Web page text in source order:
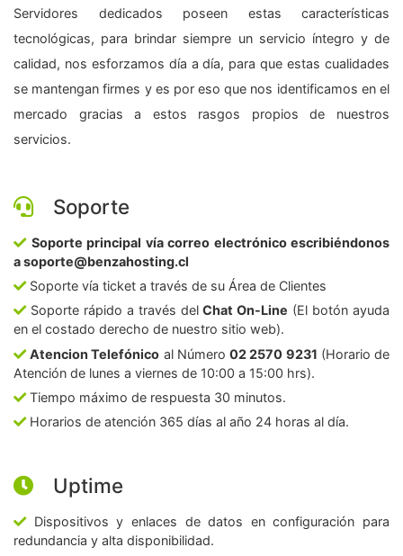
Servidores dedicados poseen estas características
tecnológicas, para brindar siempre un servicio íntegro y de
calidad, nos esforzamos día a día, para que estas cualidades
se mantengan firmes y es por eso que nos identificamos en el
mercado gracias a estos rasgos propios de nuestros
servicios.
Soporte
Soporte principal vía correo electrónico escribiéndonos
a soporte@benzahosting.cl
Soporte vía ticket a través de su Área de Clientes
Soporte rápido a través delChat On-Line (El botón ayuda
en el costado derecho de nuestro sitio web).
Atencion Telefónico al Número02 2570 9231 (Horario de
Atención de lunes a viernes de 10:00 a 15:00 hrs).
Tiempo máximo de respuesta 30 minutos.
Horarios de atención 365 días al año 24 horas al día.
Uptime
Dispositivos y enlaces de datos en configuración para
redundancia y alta disponibilidad.